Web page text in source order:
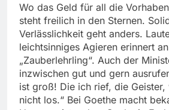
Wo das Geld für all die
steht freilich in den Sternen.
Verlässlichkeit geht anders.
leichtsinniges Agieren erinnert
„Zauberlehrling“. Auch der
inzwischen gut und gern
ist groß! Die ich rief, die Geister,
nicht los.“ Bei Goethe macht